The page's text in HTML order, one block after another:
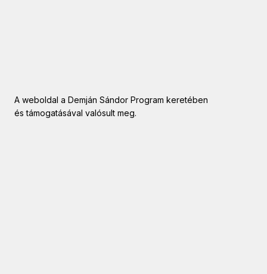
A weboldal a Demján Sándor Program keretében
és támogatásával valósult meg.